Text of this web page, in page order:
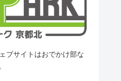
ブサイトはおでかけ部な